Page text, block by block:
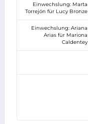
Einwechslung: Marta
Torrejón für Lucy Bronze
Einwechslung: Ariana
Arias für Mariona
Caldentey